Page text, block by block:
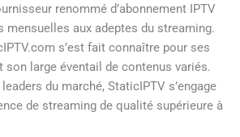
renommé d’abonnement IPTV
aux adeptes du streaming.
s’est fait connaître pour ses
large éventail de contenus variés.
du marché, StaticIPTV s’engage
de streaming de qualité supérieure à